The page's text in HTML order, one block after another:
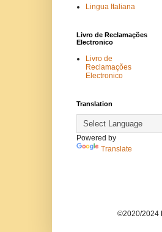
Lingua Italiana
Livro de Reclamações
Electronico
Livro de
Reclamações
Electronico
Translation
Powered by
Translate
©2020/2024